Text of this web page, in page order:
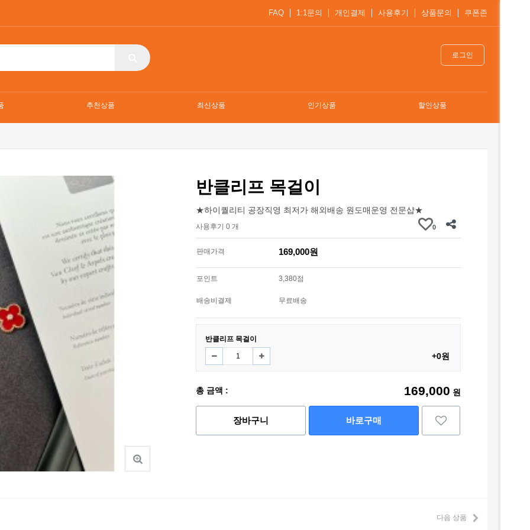
FAQ 1:1문의 개인결제 사용후기 상품문의 쿠폰존
로그인
추천상품 최신상품 인기상품 할인상품
반클리프 목걸이
★하이퀄리티 공장직영 최저가 해외배송 원도매운영 전문샵★
사용후기 0 개 0
판매가격 169,000원
포인트 3,380점
배송비결제 무료배송
반클리프 목걸이
+0원
총 금액 : 169,000 원
장바구니 바로구매
다음 상품